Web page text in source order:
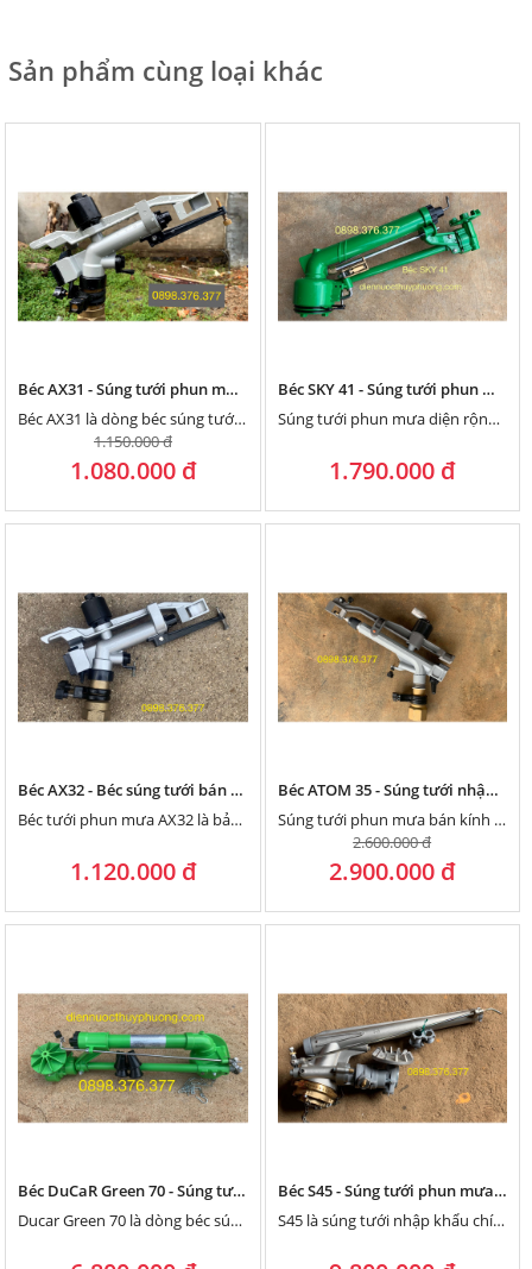
Sản phẩm cùng loại khác
Béc AX31 - Súng tưới phun mưa bán kính 25m chuyên tưới cà phê, cỏ, tiêu, mía
Béc AX31 là dòng béc súng tưới phun mưa diện rộng, bán kính tưới lên tới 25 mét, tức là đường kính tưới 50 mét, một lần tưới gần 2 sào (1.686 m2).
1.150.000 đ
1.080.000 đ
Béc SKY 41 - Súng tưới phun mưa bán kính lớn 40 mét
Súng tưới phun mưa diện rộng sky 41 có cơ chế quay béc bằng nhông và xé tia cực đều với đinh móc và bánh răng, chuyên tưới cà phê, hồ tiêu, cây công nghiệp như chè, cỏ voi và mía
1.790.000 đ
Béc AX32 - Béc súng tưới bán kính lớn 28 mét
Béc tưới phun mưa AX32 là bản nâng cấp của AX31, phun xa hơn, tưới đẫm hơn. Bán kính tối đa 28 mét.
1.120.000 đ
Béc ATOM 35 - Súng tưới nhập khẩu Thỗ Nhĩ Kỳ bán kính tưới 35 mét
Súng tưới phun mưa bán kính lớn Ducar Atom 35 Metal là sản phẩm mới, thuộc dòng có bán kính trung bình, có thể hoạt động với bán kính lên tới 35m trong khi đảm bảo độ đồng đều cao. Với bán kính tưới lớn, lưu lượng nước nhiều cùng vật liệu kim loại bền bỉ, súng tưới Ducar Atom 35 Metal đặc biệt phù hợp cho tưới cà phê, tưới các loại cây công nghiệp, rau màu, cây ăn trái diện tích lớn.
2.600.000 đ
2.900.000 đ
Béc DuCaR Green 70 - Súng tưới bán kính lớn nhập nhẩu Thổ Nhĩ Kỳ
Ducar Green 70 là dòng béc súng bán kính lớn lên tới 35 mét. Béc quay bằng bộ nhông và xé tia bằng bánh răng, đinh móc.
Béc S45 - Súng tưới phun mưa diện rộng nhập khẩu Ý
S45 là súng tưới nhập khẩu chính hãng từ Ý, với bán kính phun lên tới 45 mét, phun cực đều, tưới cực xa, hàng cực bền.